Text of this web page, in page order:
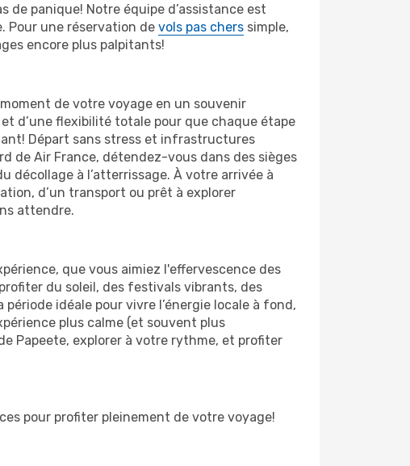
de panique! Notre équipe d’assistance est
Pour une réservation de vols pas chers simple,
encore plus palpitants!
de votre voyage en un souvenir
d’une flexibilité totale pour que chaque étape
Départ sans stress et infrastructures
de Air France, détendez-vous dans des sièges
décollage à l’atterrissage. À votre arrivée à
d’un transport ou prêt à explorer
attendre.
que vous aimiez l'effervescence des
du soleil, des festivals vibrants, des
idéale pour vivre l’énergie locale à fond,
plus calme (et souvent plus
Papeete, explorer à votre rythme, et profiter
pour profiter pleinement de votre voyage!